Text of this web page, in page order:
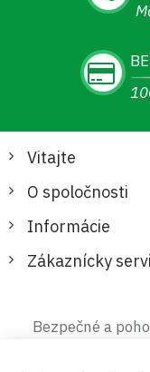
Vitajte
O spoločnosti
Informácie
Zákaznícky
Bezpečné a